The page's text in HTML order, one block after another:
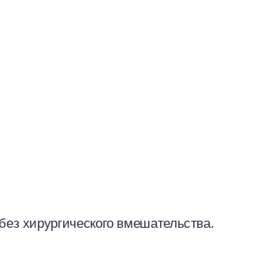
хирургического вмешательства.